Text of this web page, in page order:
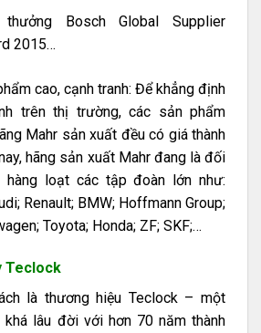
thưởng Bosch Global Supplier
2015…
cao, cạnh tranh: Để khẳng định
trên thị trường, các sản phẩm
Mahr sản xuất đều có giá thành
hãng sản xuất Mahr đang là đối
loạt các tập đoàn lớn như:
Renault; BMW; Hoffmann Group;
Toyota; Honda; ZF; SKF;…
Teclock
là thương hiệu Teclock – một
khá lâu đời với hơn 70 năm thành